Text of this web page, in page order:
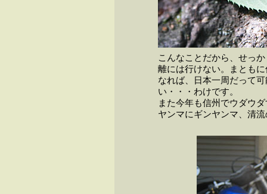
こんなことだから、せっ
離には行けない。まとも
なれば、日本一周だって
い・・・わけです。
また今年も信州でウダウ
ヤンマにギンヤンマ、清